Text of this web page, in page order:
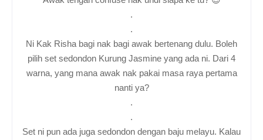
.
.
Ni Kak Risha bagi nak bagi awak bertenang dulu. Boleh
pilih set sedondon Kurung Jasmine yang ada ni. Dari 4
warna, yang mana awak nak pakai masa raya pertama
nanti ya?
.
.
Set ni pun ada juga sedondon dengan baju melayu. Kalau